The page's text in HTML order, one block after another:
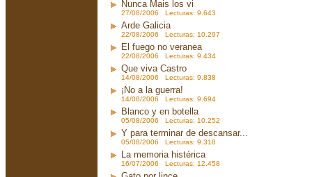
Nunca Mais los vi
27/08/2006 Lecturas: 9.643
Arde Galicia
22/08/2006 Lecturas: 10.297
El fuego no veranea
22/08/2006 Lecturas: 9.434
Que viva Castro
14/08/2006 Lecturas: 9.838
¡No a la guerra!
14/08/2006 Lecturas: 9.694
Blanco y en botella
05/08/2006 Lecturas: 10.252
Y para terminar de descansar...
05/08/2006 Lecturas: 9.318
La memoria histérica
16/07/2006 Lecturas: 12.458